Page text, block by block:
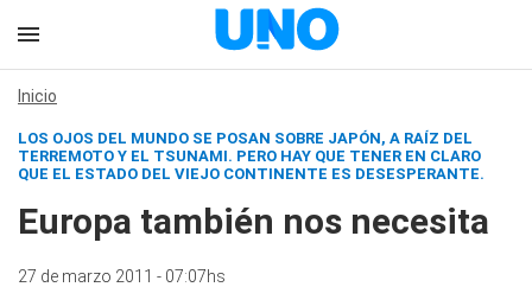
Inicio
LOS OJOS DEL MUNDO SE POSAN SOBRE JAPÓN, A RAÍZ DEL
TERREMOTO Y EL TSUNAMI. PERO HAY QUE TENER EN CLARO
QUE EL ESTADO DEL VIEJO CONTINENTE ES DESESPERANTE.
Europa también nos necesita
27 de marzo 2011 - 07:07hs